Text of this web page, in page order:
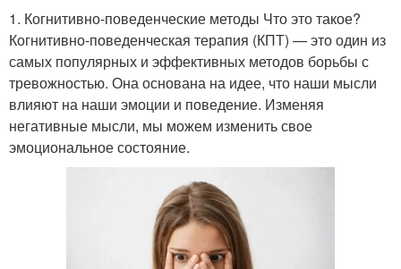
1. Когнитивно-поведенческие методы Что это такое?
Когнитивно-поведенческая терапия (КПТ) — это один из
самых популярных и эффективных методов борьбы с
тревожностью. Она основана на идее, что наши мысли
влияют на наши эмоции и поведение. Изменяя
негативные мысли, мы можем изменить свое
эмоциональное состояние.